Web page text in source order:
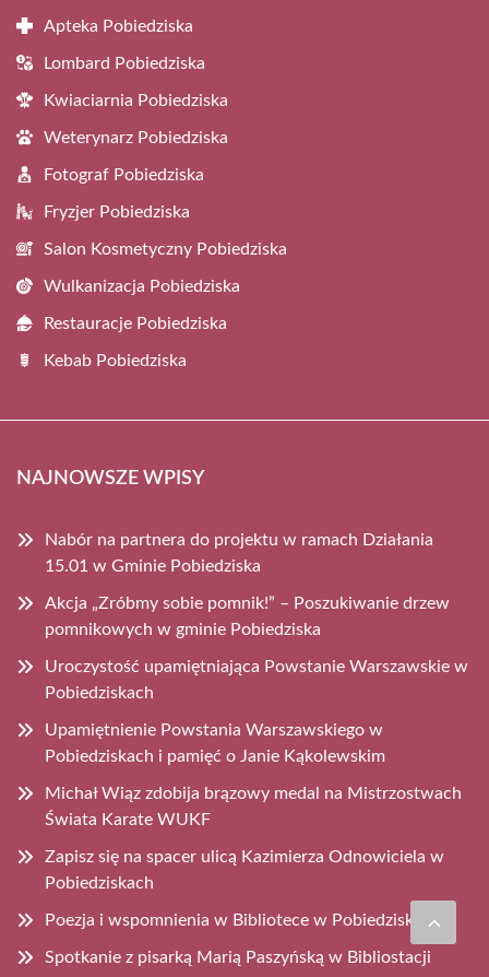
Apteka Pobiedziska
Lombard Pobiedziska
Kwiaciarnia Pobiedziska
Weterynarz Pobiedziska
Fotograf Pobiedziska
Fryzjer Pobiedziska
Salon Kosmetyczny Pobiedziska
Wulkanizacja Pobiedziska
Restauracje Pobiedziska
Kebab Pobiedziska
NAJNOWSZE WPISY
Nabór na partnera do projektu w ramach Działania
15.01 w Gminie Pobiedziska
Akcja „Zróbmy sobie pomnik!” – Poszukiwanie drzew
pomnikowych w gminie Pobiedziska
Uroczystość upamiętniająca Powstanie Warszawskie w
Pobiedziskach
Upamiętnienie Powstania Warszawskiego w
Pobiedziskach i pamięć o Janie Kąkolewskim
Michał Wiąz zdobija brązowy medal na Mistrzostwach
Świata Karate WUKF
Zapisz się na spacer ulicą Kazimierza Odnowiciela w
Pobiedziskach
Poezja i wspomnienia w Bibliotece w Pobiedziskach
Spotkanie z pisarką Marią Paszyńską w Bibliostacji